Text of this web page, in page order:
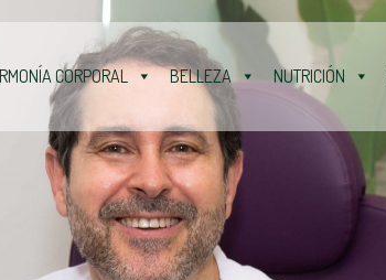
CORPORAL BELLEZA NUTRICIÓN